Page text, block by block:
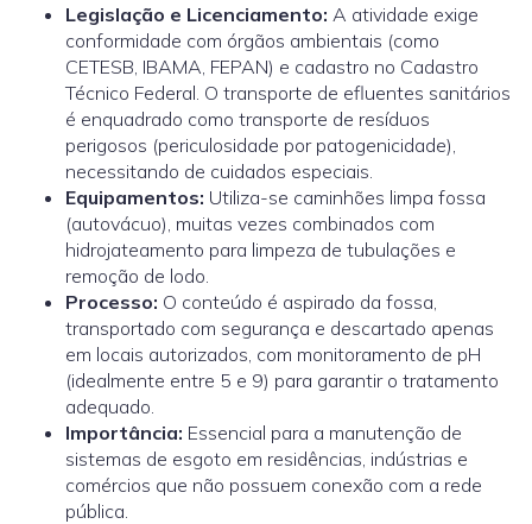
Legislação e Licenciamento: A atividade exige
conformidade com órgãos ambientais (como
CETESB, IBAMA, FEPAN) e cadastro no Cadastro
Técnico Federal. O transporte de efluentes sanitários
é enquadrado como transporte de resíduos
perigosos (periculosidade por patogenicidade),
necessitando de cuidados especiais.
Equipamentos: Utiliza-se caminhões limpa fossa
(autovácuo), muitas vezes combinados com
hidrojateamento para limpeza de tubulações e
remoção de lodo.
Processo: O conteúdo é aspirado da fossa,
transportado com segurança e descartado apenas
em locais autorizados, com monitoramento de pH
(idealmente entre 5 e 9) para garantir o tratamento
adequado.
Importância: Essencial para a manutenção de
sistemas de esgoto em residências, indústrias e
comércios que não possuem conexão com a rede
pública.